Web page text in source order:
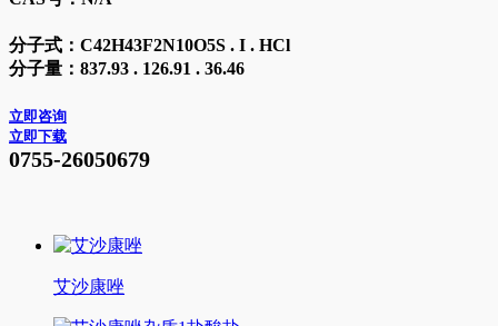
分子式： C42H43F2N10O5S . I . HCl
分子量： 837.93 . 126.91 . 36.46
立即咨询
立即下载
0755-26050679
艾沙康唑